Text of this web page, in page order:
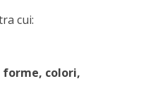
cui:
forme, colori,